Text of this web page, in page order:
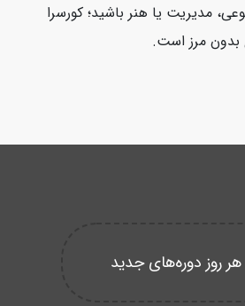
مدیریت یا هنر باشید؛ کورسرا
بدون مرز است.
هر روز دوره‌های جدید